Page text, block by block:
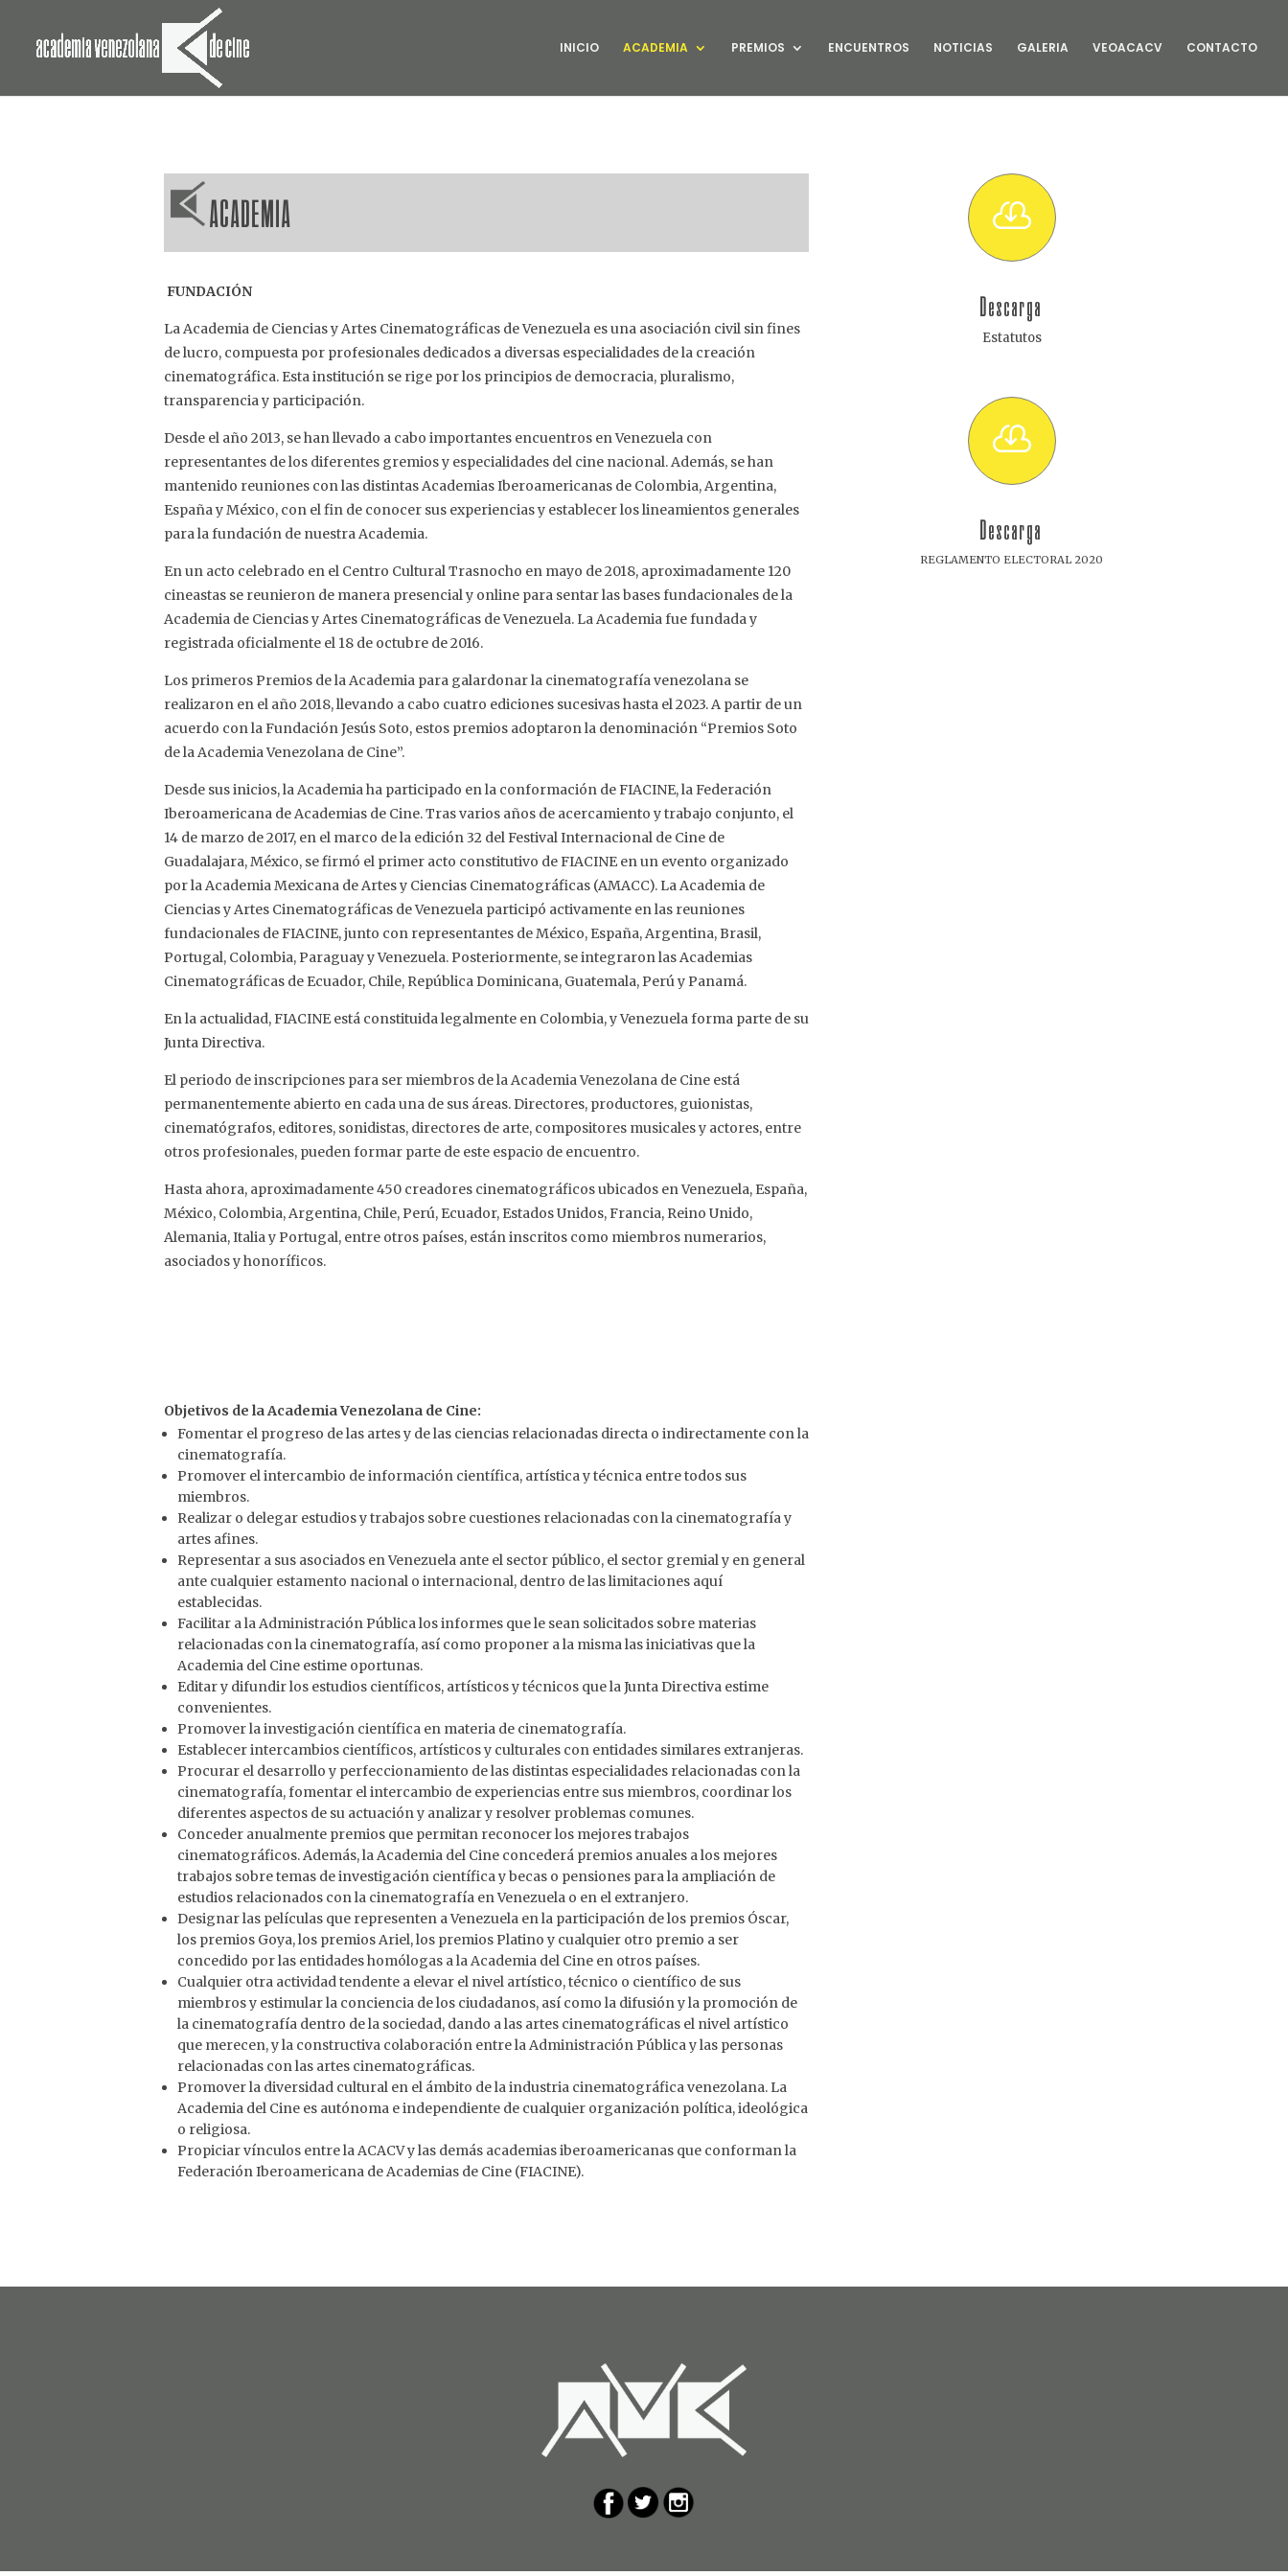
INICIO ACADEMIA PREMIOS ENCUENTROS NOTICIAS GALERIA VEOACACV CONTACTO
ACADEMIA
FUNDACIÓN
La Academia de Ciencias y Artes Cinematográficas de Venezuela es una asociación civil sin fines
de lucro, compuesta por profesionales dedicados a diversas especialidades de la creación
cinematográfica. Esta institución se rige por los principios de democracia, pluralismo,
transparencia y participación.
Desde el año 2013, se han llevado a cabo importantes encuentros en Venezuela con
representantes de los diferentes gremios y especialidades del cine nacional. Además, se han
mantenido reuniones con las distintas Academias Iberoamericanas de Colombia, Argentina,
España y México, con el fin de conocer sus experiencias y establecer los lineamientos generales
para la fundación de nuestra Academia.
En un acto celebrado en el Centro Cultural Trasnocho en mayo de 2018, aproximadamente 120
cineastas se reunieron de manera presencial y online para sentar las bases fundacionales de la
Academia de Ciencias y Artes Cinematográficas de Venezuela. La Academia fue fundada y
registrada oficialmente el 18 de octubre de 2016.
Los primeros Premios de la Academia para galardonar la cinematografía venezolana se
realizaron en el año 2018, llevando a cabo cuatro ediciones sucesivas hasta el 2023. A partir de un
acuerdo con la Fundación Jesús Soto, estos premios adoptaron la denominación “Premios Soto
de la Academia Venezolana de Cine”.
Desde sus inicios, la Academia ha participado en la conformación de FIACINE, la Federación
Iberoamericana de Academias de Cine. Tras varios años de acercamiento y trabajo conjunto, el
14 de marzo de 2017, en el marco de la edición 32 del Festival Internacional de Cine de
Guadalajara, México, se firmó el primer acto constitutivo de FIACINE en un evento organizado
por la Academia Mexicana de Artes y Ciencias Cinematográficas (AMACC). La Academia de
Ciencias y Artes Cinematográficas de Venezuela participó activamente en las reuniones
fundacionales de FIACINE, junto con representantes de México, España, Argentina, Brasil,
Portugal, Colombia, Paraguay y Venezuela. Posteriormente, se integraron las Academias
Cinematográficas de Ecuador, Chile, República Dominicana, Guatemala, Perú y Panamá.
En la actualidad, FIACINE está constituida legalmente en Colombia, y Venezuela forma parte de su
Junta Directiva.
El periodo de inscripciones para ser miembros de la Academia Venezolana de Cine está
permanentemente abierto en cada una de sus áreas. Directores, productores, guionistas,
cinematógrafos, editores, sonidistas, directores de arte, compositores musicales y actores, entre
otros profesionales, pueden formar parte de este espacio de encuentro.
Hasta ahora, aproximadamente 450 creadores cinematográficos ubicados en Venezuela, España,
México, Colombia, Argentina, Chile, Perú, Ecuador, Estados Unidos, Francia, Reino Unido,
Alemania, Italia y Portugal, entre otros países, están inscritos como miembros numerarios,
asociados y honoríficos.
Objetivos de la Academia Venezolana de Cine:
Fomentar el progreso de las artes y de las ciencias relacionadas directa o indirectamente con la
cinematografía.
Promover el intercambio de información científica, artística y técnica entre todos sus
miembros.
Realizar o delegar estudios y trabajos sobre cuestiones relacionadas con la cinematografía y
artes afines.
Representar a sus asociados en Venezuela ante el sector público, el sector gremial y en general
ante cualquier estamento nacional o internacional, dentro de las limitaciones aquí
establecidas.
Facilitar a la Administración Pública los informes que le sean solicitados sobre materias
relacionadas con la cinematografía, así como proponer a la misma las iniciativas que la
Academia del Cine estime oportunas.
Editar y difundir los estudios científicos, artísticos y técnicos que la Junta Directiva estime
convenientes.
Promover la investigación científica en materia de cinematografía.
Establecer intercambios científicos, artísticos y culturales con entidades similares extranjeras.
Procurar el desarrollo y perfeccionamiento de las distintas especialidades relacionadas con la
cinematografía, fomentar el intercambio de experiencias entre sus miembros, coordinar los
diferentes aspectos de su actuación y analizar y resolver problemas comunes.
Conceder anualmente premios que permitan reconocer los mejores trabajos
cinematográficos. Además, la Academia del Cine concederá premios anuales a los mejores
trabajos sobre temas de investigación científica y becas o pensiones para la ampliación de
estudios relacionados con la cinematografía en Venezuela o en el extranjero.
Designar las películas que representen a Venezuela en la participación de los premios Óscar,
los premios Goya, los premios Ariel, los premios Platino y cualquier otro premio a ser
concedido por las entidades homólogas a la Academia del Cine en otros países.
Cualquier otra actividad tendente a elevar el nivel artístico, técnico o científico de sus
miembros y estimular la conciencia de los ciudadanos, así como la difusión y la promoción de
la cinematografía dentro de la sociedad, dando a las artes cinematográficas el nivel artístico
que merecen, y la constructiva colaboración entre la Administración Pública y las personas
relacionadas con las artes cinematográficas.
Promover la diversidad cultural en el ámbito de la industria cinematográfica venezolana. La
Academia del Cine es autónoma e independiente de cualquier organización política, ideológica
o religiosa.
Propiciar vínculos entre la ACACV y las demás academias iberoamericanas que conforman la
Federación Iberoamericana de Academias de Cine (FIACINE).

Descarga
Estatutos

Descarga
REGLAMENTO ELECTORAL 2020